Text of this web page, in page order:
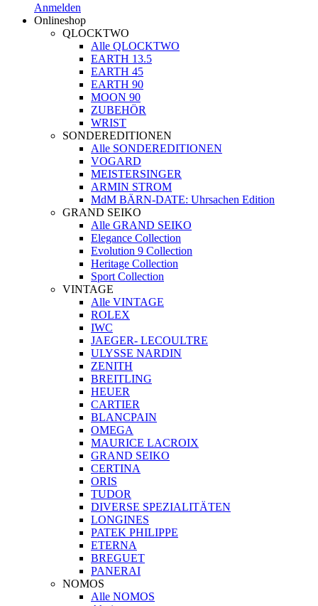
Anmelden
Onlineshop
QLOCKTWO
Alle QLOCKTWO
EARTH 13.5
EARTH 45
EARTH 90
MOON 90
ZUBEHÖR
WRIST
SONDEREDITIONEN
Alle SONDEREDITIONEN
VOGARD
MEISTERSINGER
ARMIN STROM
MdM BÄRN-DATE: Uhrsachen Edition
GRAND SEIKO
Alle GRAND SEIKO
Elegance Collection
Evolution 9 Collection
Heritage Collection
Sport Collection
VINTAGE
Alle VINTAGE
ROLEX
IWC
JAEGER- LECOULTRE
ULYSSE NARDIN
ZENITH
BREITLING
HEUER
CARTIER
BLANCPAIN
OMEGA
MAURICE LACROIX
GRAND SEIKO
CERTINA
ORIS
TUDOR
DIVERSE SPEZIALITÄTEN
LONGINES
PATEK PHILIPPE
ETERNA
BREGUET
PANERAI
NOMOS
Alle NOMOS